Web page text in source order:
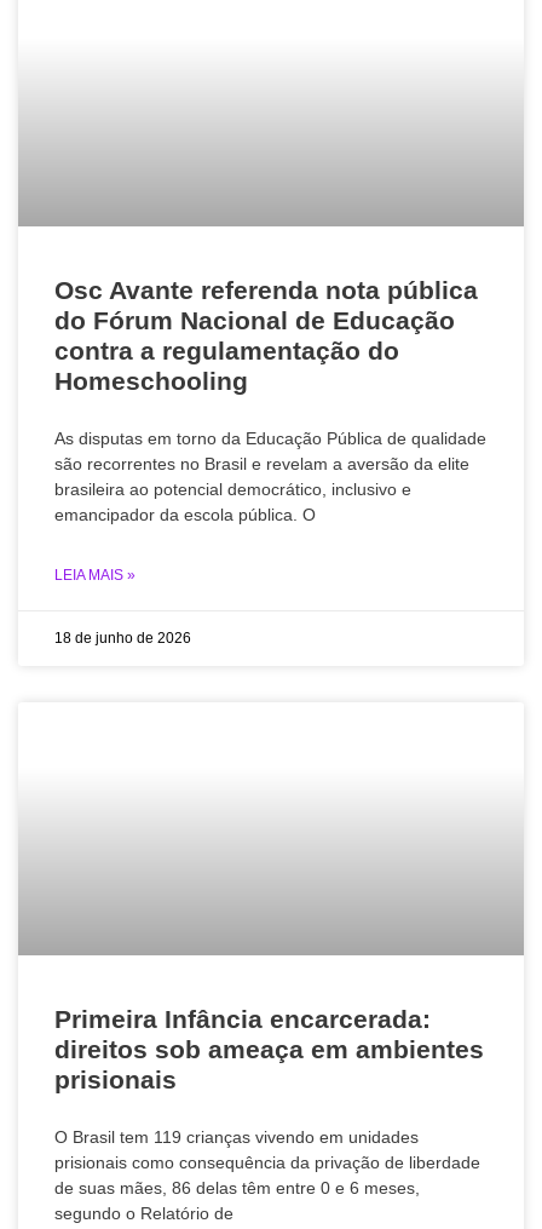
Osc Avante referenda nota pública
do Fórum Nacional de Educação
contra a regulamentação do
Homeschooling
As disputas em torno da Educação Pública de qualidade
são recorrentes no Brasil e revelam a aversão da elite
brasileira ao potencial democrático, inclusivo e
emancipador da escola pública. O
LEIA MAIS »
18 de junho de 2026
Primeira Infância encarcerada:
direitos sob ameaça em ambientes
prisionais
O Brasil tem 119 crianças vivendo em unidades
prisionais como consequência da privação de liberdade
de suas mães, 86 delas têm entre 0 e 6 meses,
segundo o Relatório de